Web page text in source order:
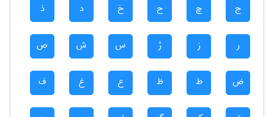
ج چ ح خ د ذ
ر ز ژ س ش ص
ض ط ظ ع غ ف